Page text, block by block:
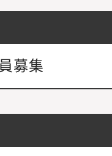
募集